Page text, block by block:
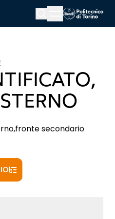
Menu button
secondario